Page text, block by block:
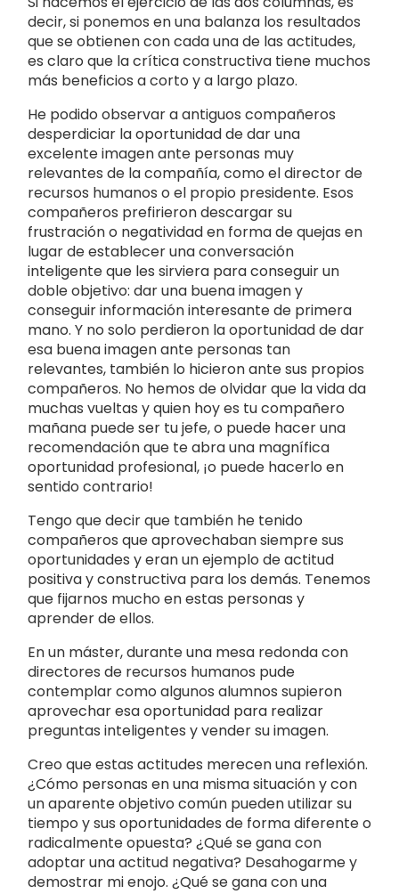
decir, si ponemos en una balanza los resultados
que se obtienen con cada una de las actitudes,
es claro que la crítica constructiva tiene muchos
más beneficios a corto y a largo plazo.
He podido observar a antiguos compañeros
desperdiciar la oportunidad de dar una
excelente imagen ante personas muy
relevantes de la compañía, como el director de
recursos humanos o el propio presidente. Esos
compañeros prefirieron descargar su
frustración o negatividad en forma de quejas en
lugar de establecer una conversación
inteligente que les sirviera para conseguir un
doble objetivo: dar una buena imagen y
conseguir información interesante de primera
mano. Y no solo perdieron la oportunidad de dar
esa buena imagen ante personas tan
relevantes, también lo hicieron ante sus propios
compañeros. No hemos de olvidar que la vida da
muchas vueltas y quien hoy es tu compañero
mañana puede ser tu jefe, o puede hacer una
recomendación que te abra una magnífica
oportunidad profesional, ¡o puede hacerlo en
sentido contrario!
Tengo que decir que también he tenido
compañeros que aprovechaban siempre sus
oportunidades y eran un ejemplo de actitud
positiva y constructiva para los demás. Tenemos
que fijarnos mucho en estas personas y
aprender de ellos.
En un máster, durante una mesa redonda con
directores de recursos humanos pude
contemplar como algunos alumnos supieron
aprovechar esa oportunidad para realizar
preguntas inteligentes y vender su imagen.
Creo que estas actitudes merecen una reflexión.
¿Cómo personas en una misma situación y con
un aparente objetivo común pueden utilizar su
tiempo y sus oportunidades de forma diferente o
radicalmente opuesta? ¿Qué se gana con
adoptar una actitud negativa? Desahogarme y
demostrar mi enojo. ¿Qué se gana con una